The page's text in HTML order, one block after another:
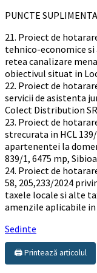
PUNCTE
21. Proiect de
tehnico-economice si
retea canalizare
obiectivul situat in
22. Proiect de
servicii de asistenta
Colect Distribution
23. Proiect de
strecurata in HCL
apartenentei la
839/1, 6475 mp,
24. Proiect de
58, 205,233/2024
taxele locale si alte
amenzile aplicabile in
Sedinte
🖨️ Printează articolul